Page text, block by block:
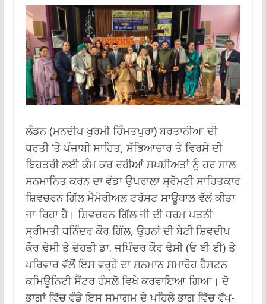
ਲੰਡਨ (ਮਨਦੀਪ ਖੁਰਮੀ ਹਿੰਮਤਪੁਰਾ) ਬਰਤਾਨੀਆ ਦੀ
ਧਰਤੀ ‘ਤੇ ਪੰਜਾਬੀ ਸਾਹਿਤ, ਸੱਭਿਆਚਾਰ ਤੇ ਵਿਰਸੇ ਦੀ
ਬਿਹਤਰੀ ਲਈ ਕੰਮ ਕਰ ਰਹੀਆਂ ਸਖਸ਼ੀਅਤਾਂ ਨੂੰ ਹਰ ਸਾਲ
ਸਨਮਾਨਿਤ ਕਰਨ ਦਾ ਵੱਡਾ ਉਪਰਾਲਾ ਸ਼੍ਰੋਮਣੀ ਸਾਹਿਤਕਾਰ
ਸ਼ਿਵਚਰਨ ਗਿੱਲ ਮੈਮੋਰੀਅਲ ਟਰੱਸਟ ਸਾਊਥਾਲ ਵੱਲੋਂ ਕੀਤਾ
ਜਾ ਰਿਹਾ ਹੈ। ਸ਼ਿਵਚਰਨ ਗਿੱਲ ਜੀ ਦੀ ਧਰਮ ਪਤਨੀ
ਸ੍ਰੀਮਤੀ ਧਨਿੰਦਰ ਕੌਰ ਗਿੱਲ, ਉਹਨਾਂ ਦੀ ਬੇਟੀ ਸ਼ਿਵਦੀਪ
ਕੌਰ ਢੇਸੀ ਤੇ ਦੋਹਤੀ ਡਾ. ਜਪਿੰਦਰ ਕੌਰ ਢੇਸੀ (ਓ ਬੀ ਈ) ਤੇ
ਪਰਿਵਾਰ ਵੱਲੋਂ ਇਸ ਵਰ੍ਹੇ ਦਾ ਸਨਮਾਨ ਸਮਾਰੋਹ ਹੈਸਟਨ
ਕਮਿਊਨਿਟੀ ਸੈਂਟਰ ਹੰਸਲੋ ਵਿਖੇ ਕਰਵਾਇਆ ਗਿਆ। ਦੋ
ਭਾਗਾਂ ਵਿੱਚ ਵੰਡੇ ਇਸ ਸਮਾਗਮ ਦੇ ਪਹਿਲੇ ਭਾਗ ਵਿੱਚ ਵੱਖ-